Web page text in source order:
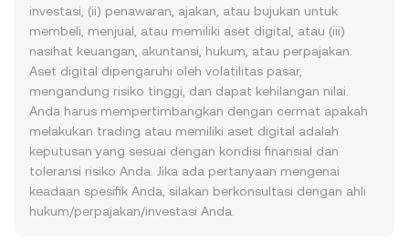
investasi, (ii) penawaran, ajakan, atau bujukan untuk
membeli, menjual, atau memiliki aset digital, atau (iii)
nasihat keuangan, akuntansi, hukum, atau perpajakan.
Aset digital dipengaruhi oleh volatilitas pasar,
mengandung risiko tinggi, dan dapat kehilangan nilai.
Anda harus mempertimbangkan dengan cermat apakah
melakukan trading atau memiliki aset digital adalah
keputusan yang sesuai dengan kondisi finansial dan
toleransi risiko Anda. Jika ada pertanyaan mengenai
keadaan spesifik Anda, silakan berkonsultasi dengan ahli
hukum/perpajakan/investasi Anda.